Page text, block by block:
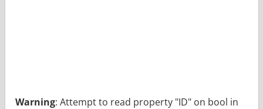
Warning: Attempt to read property "ID" on bool in